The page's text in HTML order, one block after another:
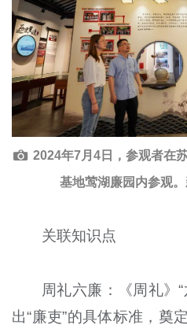
2024年7月4日，参观者在
基地莺湖廉园内参观
关联知识点
周礼六廉：《周礼》
出“廉吏”的具体标准，奠